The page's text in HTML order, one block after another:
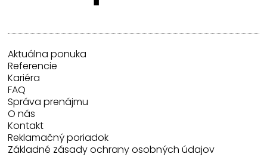
Aktuálna ponuka
Referencie
Kariéra
FAQ
Správa prenájmu
O nás
Kontakt
Reklamačný poriadok
Základné zásady ochrany osobných údajov